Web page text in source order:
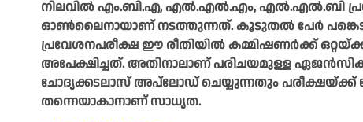
നിലവിൽ എം.ബി.എ, എൽ.എൽ.എം, എൽ.എൽ.ബി
ഓൺലൈനായാണ് നടത്തുന്നത്. കൂടുതൽ പേർ
പ്രവേശനപരീക്ഷ ഈ രീതിയിൽ കമ്മിഷണർക്ക് ഒറ്റയ്ക്ക്
അപേക്ഷിച്ചത്. അതിനാലാണ് പരിചയമുള്ള
ചോദ്യക്കടലാസ് അപ്‌ലോഡ്‌ ചെയ്യുന്നതും പരീക്ഷയ്ക്ക്
തന്നെയാകാനാണ് സാധ്യത.